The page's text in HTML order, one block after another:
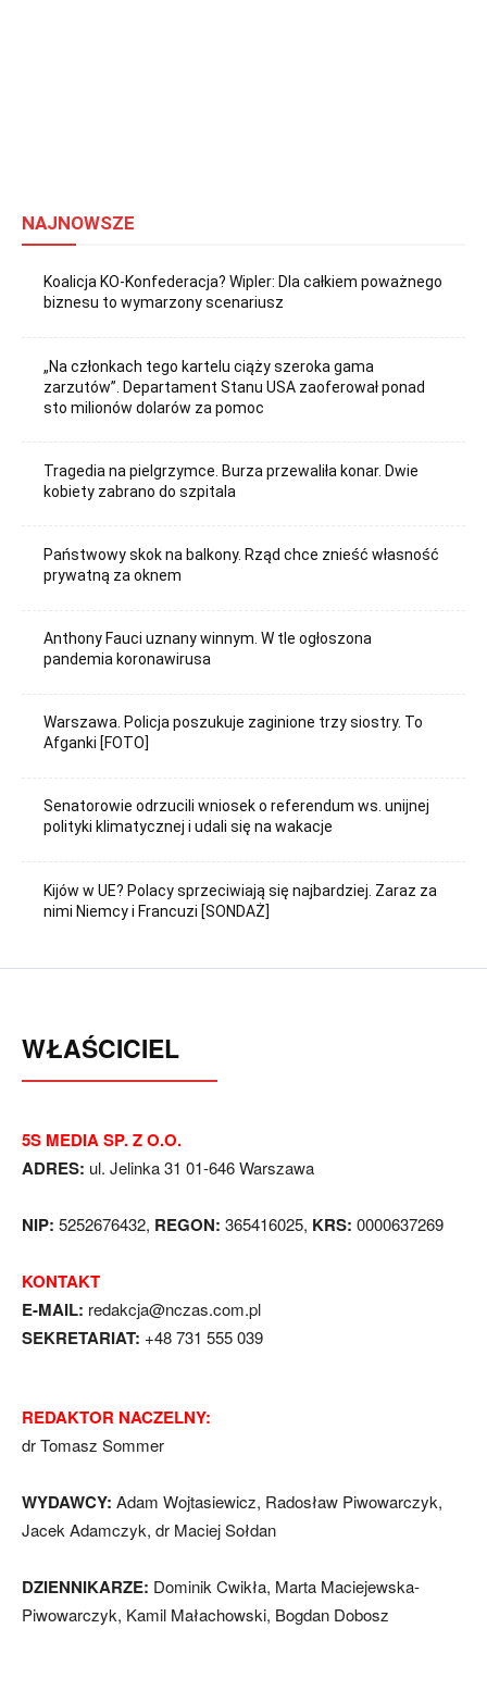
NAJNOWSZE
Koalicja KO-Konfederacja? Wipler: Dla całkiem poważnego
biznesu to wymarzony scenariusz
„Na członkach tego kartelu ciąży szeroka gama
zarzutów”. Departament Stanu USA zaoferował ponad
sto milionów dolarów za pomoc
Tragedia na pielgrzymce. Burza przewaliła konar. Dwie
kobiety zabrano do szpitala
Państwowy skok na balkony. Rząd chce znieść własność
prywatną za oknem
Anthony Fauci uznany winnym. W tle ogłoszona
pandemia koronawirusa
Warszawa. Policja poszukuje zaginione trzy siostry. To
Afganki [FOTO]
Senatorowie odrzucili wniosek o referendum ws. unijnej
polityki klimatycznej i udali się na wakacje
Kijów w UE? Polacy sprzeciwiają się najbardziej. Zaraz za
nimi Niemcy i Francuzi [SONDAŻ]
WŁAŚCICIEL
5S MEDIA SP. Z O.O.
ADRES: ul. Jelinka 31 01-646 Warszawa
NIP: 5252676432, REGON: 365416025, KRS: 0000637269
KONTAKT
E-MAIL: redakcja@nczas.com.pl
SEKRETARIAT: +48 731 555 039
REDAKTOR NACZELNY:
dr Tomasz Sommer
WYDAWCY: Adam Wojtasiewicz, Radosław Piwowarczyk,
Jacek Adamczyk, dr Maciej Sołdan
DZIENNIKARZE: Dominik Cwikła, Marta Maciejewska-
Piwowarczyk, Kamil Małachowski, Bogdan Dobosz